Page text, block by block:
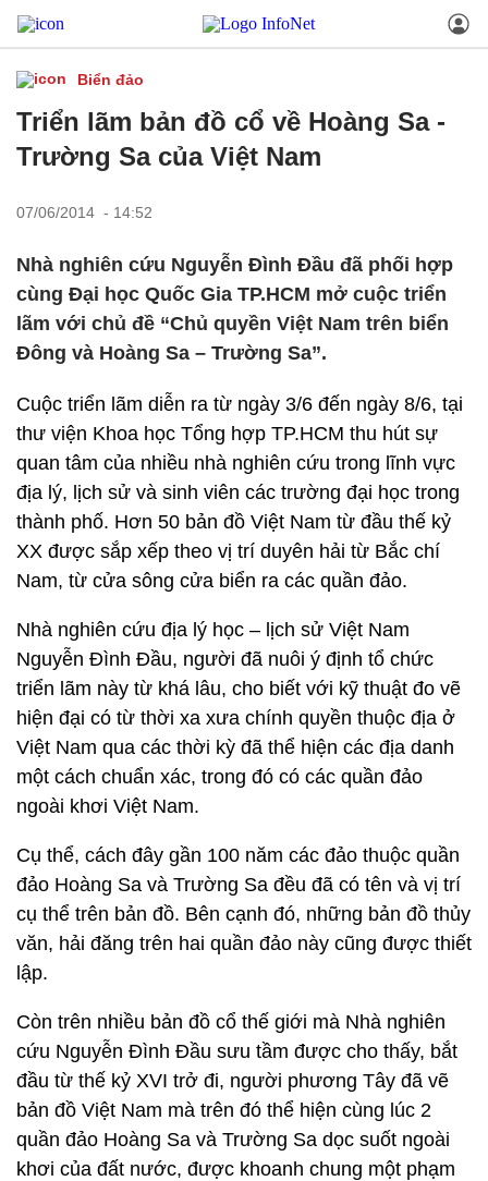
Biển đảo
Triển lãm bản đồ cổ về Hoàng Sa -
Trường Sa của Việt Nam
07/06/2014 - 14:52
Nhà nghiên cứu Nguyễn Đình Đầu đã phối hợp
cùng Đại học Quốc Gia TP.HCM mở cuộc triển
lãm với chủ đề “Chủ quyền Việt Nam trên biển
Đông và Hoàng Sa – Trường Sa”.
Cuộc triển lãm diễn ra từ ngày 3/6 đến ngày 8/6, tại
thư viện Khoa học Tổng hợp TP.HCM thu hút sự
quan tâm của nhiều nhà nghiên cứu trong lĩnh vực
địa lý, lịch sử và sinh viên các trường đại học trong
thành phố. Hơn 50 bản đồ Việt Nam từ đầu thế kỷ
XX được sắp xếp theo vị trí duyên hải từ Bắc chí
Nam, từ cửa sông cửa biển ra các quần đảo.
Nhà nghiên cứu địa lý học – lịch sử Việt Nam
Nguyễn Đình Đầu, người đã nuôi ý định tổ chức
triển lãm này từ khá lâu, cho biết với kỹ thuật đo vẽ
hiện đại có từ thời xa xưa chính quyền thuộc địa ở
Việt Nam qua các thời kỳ đã thể hiện các địa danh
một cách chuẩn xác, trong đó có các quần đảo
ngoài khơi Việt Nam.
Cụ thể, cách đây gần 100 năm các đảo thuộc quần
đảo Hoàng Sa và Trường Sa đều đã có tên và vị trí
cụ thể trên bản đồ. Bên cạnh đó, những bản đồ thủy
văn, hải đăng trên hai quần đảo này cũng được thiết
lập.
Còn trên nhiều bản đồ cổ thế giới mà Nhà nghiên
cứu Nguyễn Đình Đầu sưu tầm được cho thấy, bắt
đầu từ thế kỷ XVI trở đi, người phương Tây đã vẽ
bản đồ Việt Nam mà trên đó thể hiện cùng lúc 2
quần đảo Hoàng Sa và Trường Sa dọc suốt ngoài
khơi của đất nước, được khoanh chung một phạm